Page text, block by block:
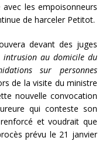
les empoisonneurs
de harceler Petitot.
devant des juges
intrusion au domicile du
sur personnes
de la visite du ministre
nouvelle convocation
qui conteste son
et voudrait que
prévu le 21 janvier